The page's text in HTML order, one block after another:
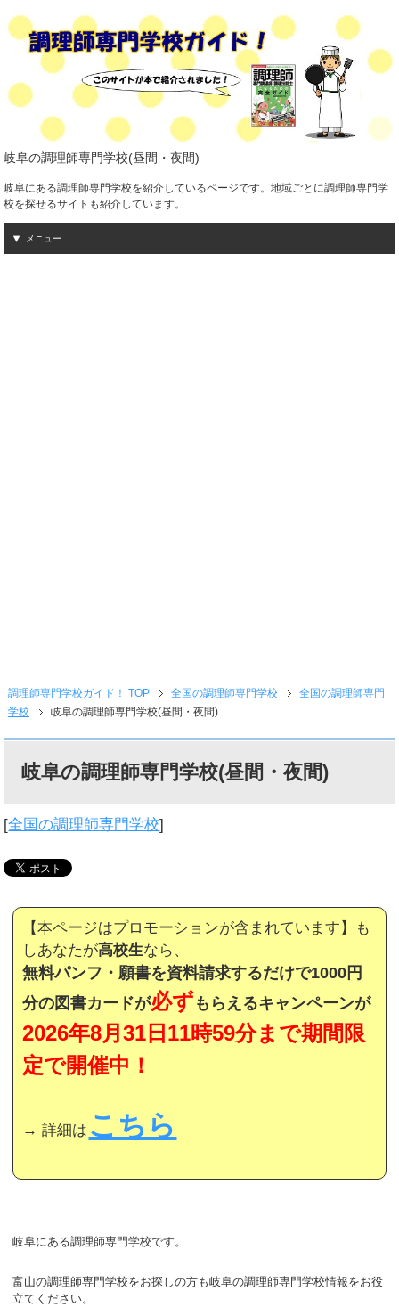
岐阜の調理師専門学校(昼間・夜間)
岐阜にある調理師専門学校を紹介しているページです。地域ごとに調理師専門学
校を探せるサイトも紹介しています。
メニュー
調理師専門学校ガイド！ TOP 全国の調理師専門学校
全国の調理師専門
学校
岐阜の調理師専門学校(昼間・夜間)
岐阜の調理師専門学校(昼間・夜間)
[全国の調理師専門学校]
【本ページはプロモーションが含まれています】も
しあなたが高校生なら、
無料パンフ・願書を資料請求するだけで1000円
分の図書カードが必ずもらえるキャンペーンが
2026年8月31日11時59分まで期間限
定で開催中！
→ 詳細は こちら
岐阜にある調理師専門学校です。
富山の調理師専門学校をお探しの方も岐阜の調理師専門学校情報をお役
立てください。